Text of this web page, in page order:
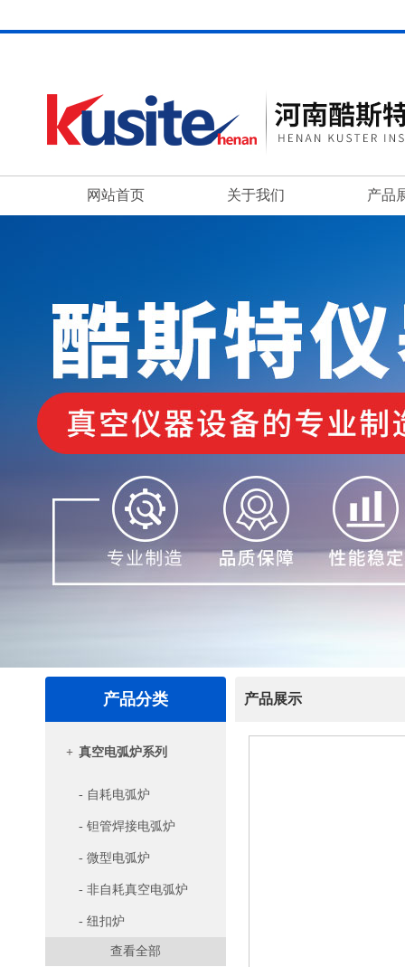
网站首页 关于我们 产品
产品分类
+ 真空电弧炉系列
- 自耗电弧炉
- 钽管焊接电弧炉
- 微型电弧炉
- 非自耗真空电弧炉
- 纽扣炉
查看全部
产品展示